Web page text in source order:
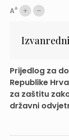
AA
Prijedlog za
Republike
za zaštitu
državni